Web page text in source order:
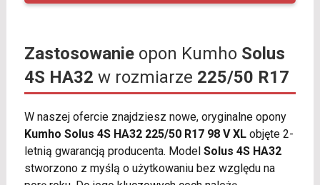
Zastosowanieopon Kumho Solus
4S HA32 w rozmiarze 225/50 R17
W naszej ofercie znajdziesz nowe, oryginalne opony
Kumho Solus 4S HA32 225/50 R17 98 V XLobjęte 2-
letnią gwarancją producenta. Model Solus 4S HA32
stworzono z myślą o użytkowaniu bez względu na